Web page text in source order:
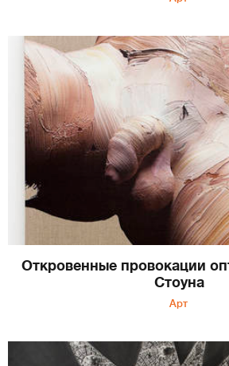
Откровенные провокации
Стоуна
Арт